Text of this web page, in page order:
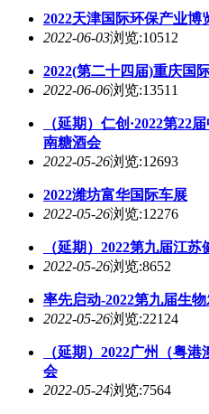
2022天津国际环保产业博
2022-06-03浏览:10512
2022(第二十四届)重庆国
2022-06-06浏览:13511
（延期）仁创·2022第22
南糖酒会
2022-05-26浏览:12693
2022潍坊富华国际车展
2022-05-26浏览:12276
（延期）2022第九届江
2022-05-26浏览:8652
率先启动-2022第九届生
2022-05-26浏览:22124
（延期）2022广州（粤
会
2022-05-24浏览:7564